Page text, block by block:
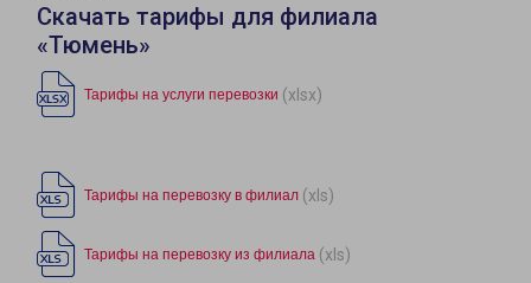
Скачать тарифы для филиала
«Тюмень»
Тарифы на услуги перевозки (xlsx)
Тарифы на перевозку в филиал (xls)
Тарифы на перевозку из филиала (xls)